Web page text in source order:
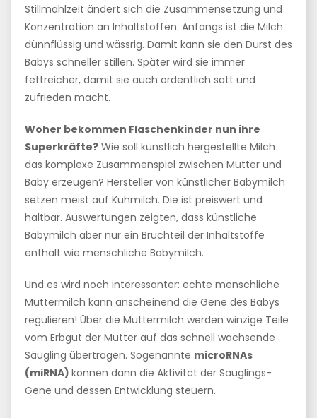
Stillmahlzeit ändert sich die Zusammensetzung und
Konzentration an Inhaltstoffen. Anfangs ist die Milch
dünnflüssig und wässrig. Damit kann sie den Durst des
Babys schneller stillen. Später wird sie immer
fettreicher, damit sie auch ordentlich satt und
zufrieden macht.
Woher bekommen Flaschenkinder nun ihre
Superkräfte? Wie soll künstlich hergestellte Milch
das komplexe Zusammenspiel zwischen Mutter und
Baby erzeugen? Hersteller von künstlicher Babymilch
setzen meist auf Kuhmilch. Die ist preiswert und
haltbar. Auswertungen zeigten, dass künstliche
Babymilch aber nur ein Bruchteil der Inhaltstoffe
enthält wie menschliche Babymilch.
Und es wird noch interessanter: echte menschliche
Muttermilch kann anscheinend die Gene des Babys
regulieren! Über die Muttermilch werden winzige Teile
vom Erbgut der Mutter auf das schnell wachsende
Säugling übertragen. Sogenannte microRNAs
(miRNA) können dann die Aktivität der Säuglings-
Gene und dessen Entwicklung steuern.